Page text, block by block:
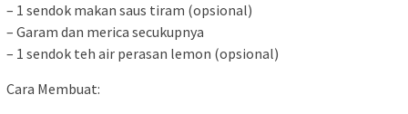
– 1 sendok makan saus tiram (opsional)
– Garam dan merica secukupnya
– 1 sendok teh air perasan lemon (opsional)
Cara Membuat: